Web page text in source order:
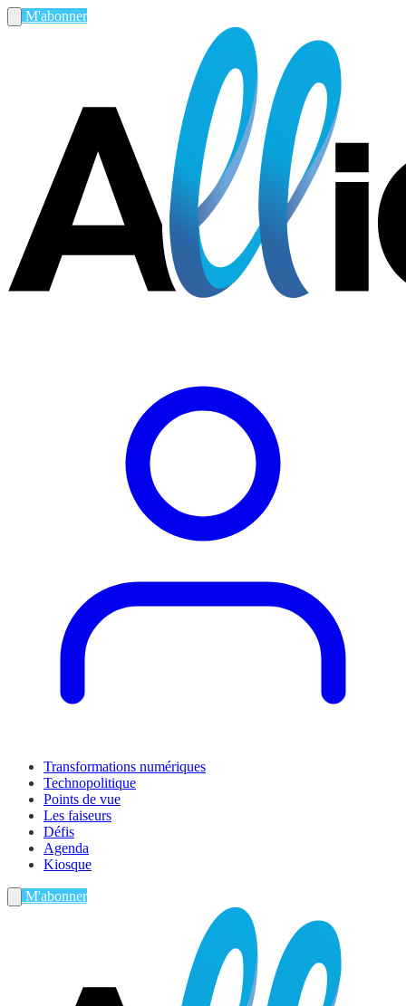
M'abonner
Transformations numériques
Technopolitique
Points de vue
Les faiseurs
Défis
Agenda
Kiosque
M'abonner